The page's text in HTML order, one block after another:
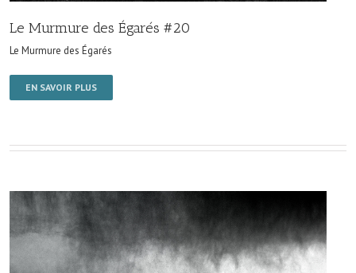
Le Murmure des Égarés #20
Le Murmure des Égarés
EN SAVOIR PLUS